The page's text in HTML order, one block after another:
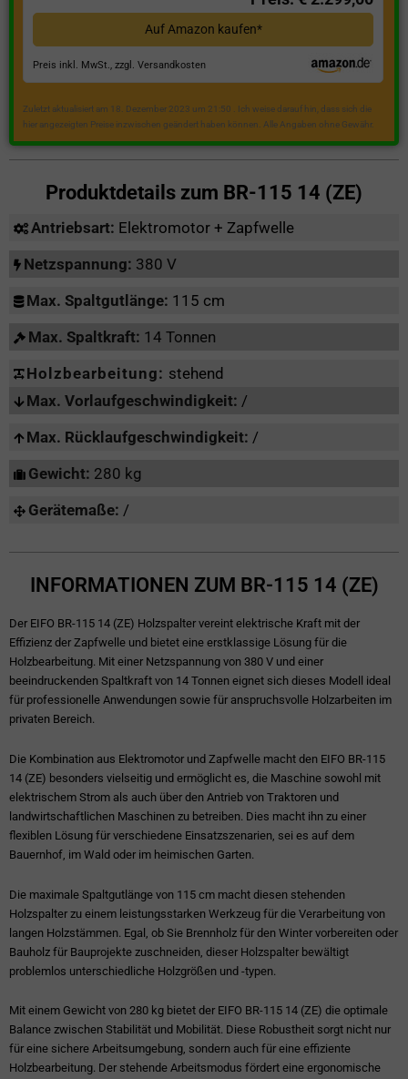
Auf Amazon kaufen*
Preis inkl. MwSt., zzgl. Versandkosten
Zuletzt aktualisiert am 18. Dezember 2023 um 21:50 . Ich weise darauf hin, dass sich die
hier angezeigten Preise inzwischen geändert haben können. Alle Angaben ohne Gewähr.
Produktdetails zum BR-115 14 (ZE)
Antriebsart: Elektromotor + Zapfwelle
Netzspannung: 380 V
Max. Spaltgutlänge: 115 cm
Max. Spaltkraft: 14 Tonnen
Holzbearbeitung: stehend
Max. Vorlaufgeschwindigkeit: /
Max. Rücklaufgeschwindigkeit: /
Gewicht: 280 kg
Gerätemaße: /
INFORMATIONEN ZUM BR-115 14 (ZE)
Der EIFO BR-115 14 (ZE) Holzspalter vereint elektrische Kraft mit der
Effizienz der Zapfwelle und bietet eine erstklassige Lösung für die
Holzbearbeitung. Mit einer Netzspannung von 380 V und einer
beeindruckenden Spaltkraft von 14 Tonnen eignet sich dieses Modell ideal
für professionelle Anwendungen sowie für anspruchsvolle Holzarbeiten im
privaten Bereich.
Die Kombination aus Elektromotor und Zapfwelle macht den EIFO BR-115
14 (ZE) besonders vielseitig und ermöglicht es, die Maschine sowohl mit
elektrischem Strom als auch über den Antrieb von Traktoren und
landwirtschaftlichen Maschinen zu betreiben. Dies macht ihn zu einer
flexiblen Lösung für verschiedene Einsatzszenarien, sei es auf dem
Bauernhof, im Wald oder im heimischen Garten.
Die maximale Spaltgutlänge von 115 cm macht diesen stehenden
Holzspalter zu einem leistungsstarken Werkzeug für die Verarbeitung von
langen Holzstämmen. Egal, ob Sie Brennholz für den Winter vorbereiten oder
Bauholz für Bauprojekte zuschneiden, dieser Holzspalter bewältigt
problemlos unterschiedliche Holzgrößen und -typen.
Mit einem Gewicht von 280 kg bietet der EIFO BR-115 14 (ZE) die optimale
Balance zwischen Stabilität und Mobilität. Diese Robustheit sorgt nicht nur
für eine sichere Arbeitsumgebung, sondern auch für eine effiziente
Holzbearbeitung. Der stehende Arbeitsmodus fördert eine ergonomische